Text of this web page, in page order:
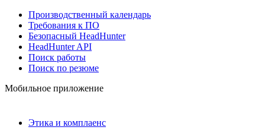
Производственный календарь
Требования к ПО
Безопасный HeadHunter
HeadHunter API
Поиск работы
Поиск по резюме
Мобильное приложение
Этика и комплаенс